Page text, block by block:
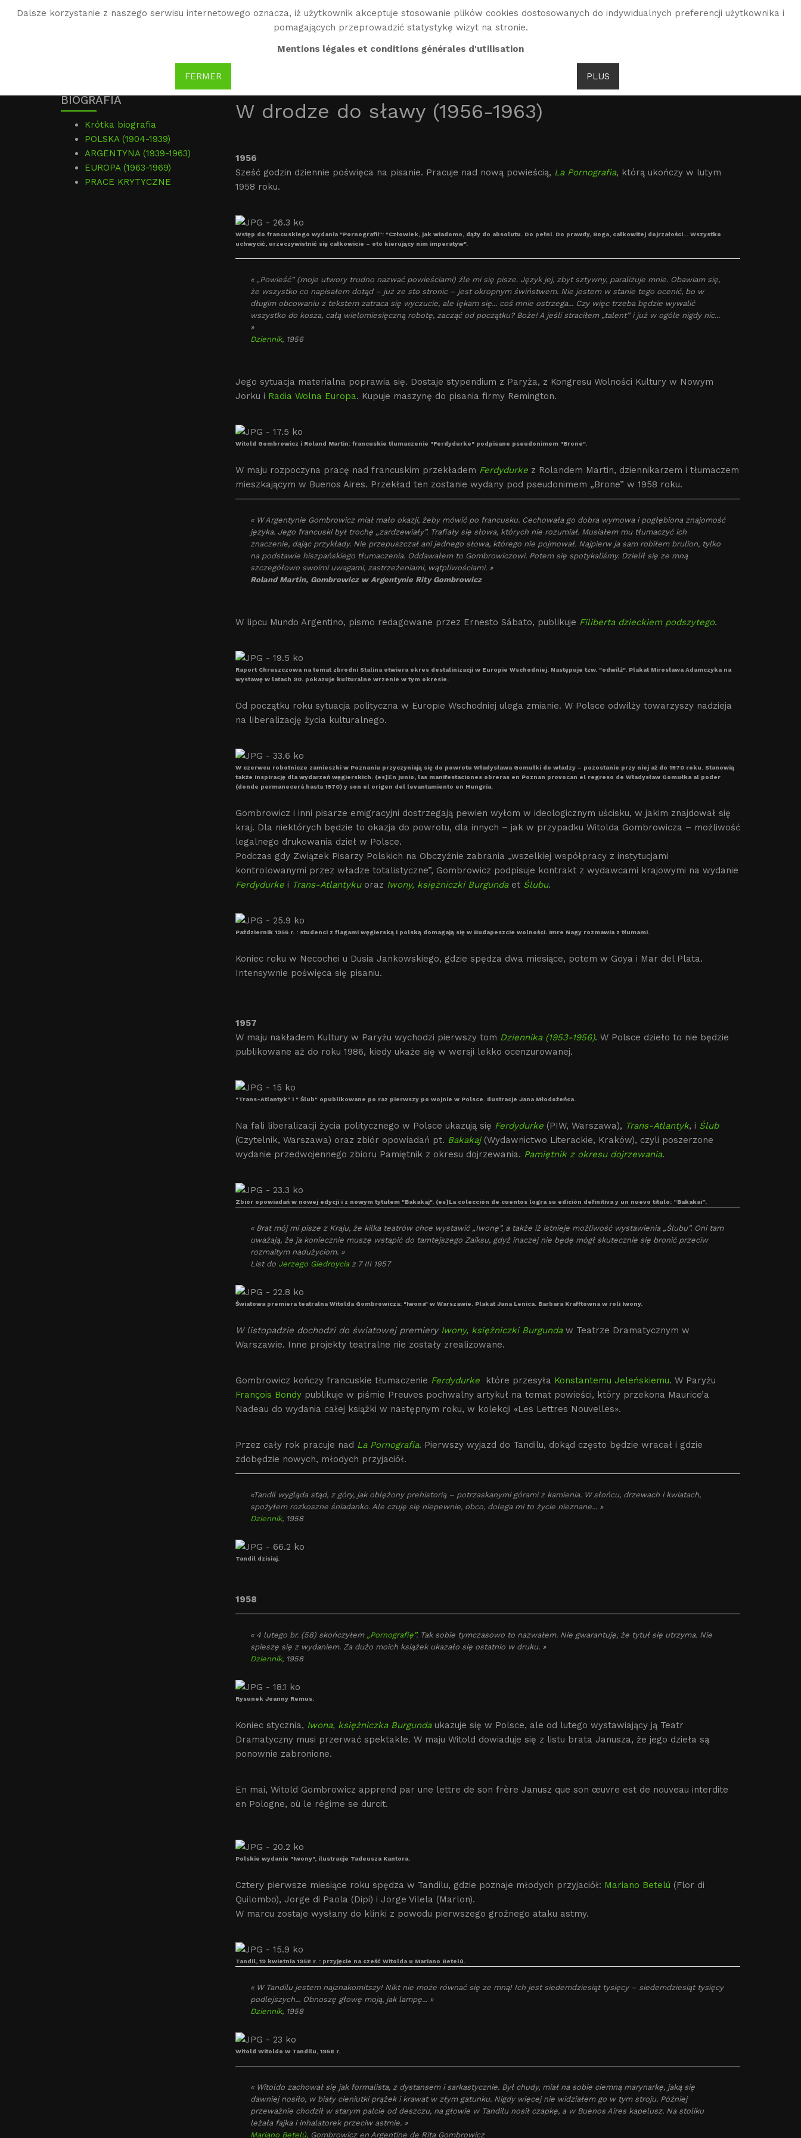
Dalsze korzystanie z naszego serwisu internetowego oznacza, iż użytkownik akceptuje stosowanie plików cookies dostosowanych do indywidualnych preferencji użytkownika i
pomagających przeprowadzić statystykę wizyt na stronie.
Mentions légales et conditions générales d'utilisation
FERMER PLUS
BIO
W drodze do sławy (1956-1963)
1956
Sześć godzin dziennie poświęca na pisanie. Pracuje nad nową powieścią, La Pornografia, którą ukończy w lutym
1958 roku.
Wstęp do francuskiego wydania "Pornografii": "Człowiek, jak wiadomo, dąży do absolutu. Do pełni. Do prawdy, Boga, całkowitej dojrzałości... Wszystko
uchwycić, urzeczywistnić się całkowicie – oto kierujący nim imperatyw".
« „Powieść” (moje utwory trudno nazwać powieściami) źle mi się pisze. Język jej, zbyt sztywny, paraliżuje mnie. Obawiam się,
że wszystko co napisałem dotąd – już ze sto stronic – jest okropnym świństwem. Nie jestem w stanie tego ocenić, bo w
długim obcowaniu z tekstem zatraca się wyczucie, ale lękam się... coś mnie ostrzega... Czy więc trzeba będzie wywalić
wszystko do kosza, całą wielomiesięczną robotę, zacząć od początku? Boże! A jeśli straciłem „talent” i już w ogóle nigdy nic...
»
Dziennik, 1956
Jego sytuacja materialna poprawia się. Dostaje stypendium z Paryża, z Kongresu Wolności Kultury w Nowym
Jorku i Radia Wolna Europa. Kupuje maszynę do pisania firmy Remington.
Witold Gombrowicz i Roland Martin: francuskie tłumaczenie "Ferdydurke" podpisane pseudonimem "Brone".
W maju rozpoczyna pracę nad francuskim przekładem Ferdydurkez Rolandem Martin, dziennikarzem i tłumaczem
mieszkającym w Buenos Aires. Przekład ten zostanie wydany pod pseudonimem „Brone” w 1958 roku.
« W Argentynie Gombrowicz miał mało okazji, żeby mówić po francusku. Cechowała go dobra wymowa i pogłębiona znajomość
języka. Jego francuski był trochę „zardzewiały”. Trafiały się słowa, których nie rozumiał. Musiałem mu tłumaczyć ich
znaczenie, dając przykłady. Nie przepuszczał ani jednego słowa, którego nie pojmował. Najpierw ja sam robiłem brulion, tylko
na podstawie hiszpańskiego tłumaczenia. Oddawałem to Gombrowiczowi. Potem się spotykaliśmy. Dzielił się ze mną
szczegółowo swoimi uwagami, zastrzeżeniami, wątpliwościami. »
Roland Martin, Gombrowicz w Argentynie Rity Gombrowicz
W lipcu Mundo Argentino, pismo redagowane przez Ernesto Sábato, publikuje Filiberta dzieckiem podszytego.
Raport Chruszczowa na temat zbrodni Stalina otwiera okres destalinizacji w Europie Wschodniej. Następuje tzw. "odwilż". Plakat Mirosława Adamczyka na
wystawę w latach 90. pokazuje kulturalne wrzenie w tym okresie.
Od początku roku sytuacja polityczna w Europie Wschodniej ulega zmianie. W Polsce odwilży towarzyszy nadzieja
na liberalizację życia kulturalnego.
W czerwcu robotnicze zamieszki w Poznaniu przyczyniają się do powrotu Władysława Gomułki do władzy – pozostanie przy niej aż do 1970 roku. Stanowią
także inspirację dla wydarzeń węgierskich. (es]En junio, las manifestaciones obreras en Poznan provocan el regreso de Władysław Gomułka al poder
(donde permanecerá hasta 1970) y son el origen del levantamiento en Hungría.
Gombrowicz i inni pisarze emigracyjni dostrzegają pewien wyłom w ideologicznym uścisku, w jakim znajdował się
kraj. Dla niektórych będzie to okazja do powrotu, dla innych – jak w przypadku Witolda Gombrowicza – możliwość
legalnego drukowania dzieł w Polsce.
Podczas gdy Związek Pisarzy Polskich na Obczyźnie zabrania „wszelkiej współpracy z instytucjami
kontrolowanymi przez władze totalistyczne”, Gombrowicz podpisuje kontrakt z wydawcami krajowymi na wydanie
Ferdydurkei Trans-Atlantykuoraz Iwony, księżniczki Burgundaet Ślubu.
Październik 1956 r. : studenci z flagami węgierską i polską domagają się w Budapeszcie wolności. Imre Nagy rozmawia z tłumami.
Koniec roku w Necochei u Dusia Jankowskiego, gdzie spędza dwa miesiące, potem w Goya i Mar del Plata.
Intensywnie poświęca się pisaniu.
1957
W maju nakładem Kultury w Paryżu wychodzi pierwszy tom Dziennika (1953-1956). W Polsce dzieło to nie będzie
publikowane aż do roku 1986, kiedy ukaże się w wersji lekko ocenzurowanej.
"Trans-Atlantyk" i " Ślub" opublikowane po raz pierwszy po wojnie w Polsce. Ilustracje Jana Młodożeńca.
Na fali liberalizacji życia politycznego w Polsce ukazują się Ferdydurke(PIW, Warszawa), Trans-Atlantyk, i Ślub
(Czytelnik, Warszawa) oraz zbiór opowiadań pt. Bakakaj(Wydawnictwo Literackie, Kraków), czyli poszerzone
wydanie przedwojennego zbioru Pamiętnik z okresu dojrzewania. Pamiętnik z okresu dojrzewania.
Zbiór opowiadań w nowej edycji i z nowym tytułem "Bakakaj". (es]La colección de cuentos logra su edición definitiva y un nuevo título: “Bakakai”.
« Brat mój mi pisze z Kraju, że kilka teatrów chce wystawić „Iwonę”, a także iż istnieje możliwość wystawienia „Ślubu”. Oni tam
uważają, że ja koniecznie muszę wstąpić do tamtejszego Zaiksu, gdyż inaczej nie będę mógł skutecznie się bronić przeciw
rozmaitym nadużyciom. »
List do Jerzego Giedroyciaz 7 III 1957
Światowa premiera teatralna Witolda Gombrowicza: "Iwona" w Warszawie. Plakat Jana Lenica. Barbara Krafftówna w roli Iwony.
W listopadzie dochodzi do światowej premiery Iwony, księżniczki Burgundaw Teatrze Dramatycznym w
Warszawie. Inne projekty teatralne nie zostały zrealizowane.
Gombrowicz kończy francuskie tłumaczenie Ferdydurkektóre przesyła Konstantemu Jeleńskiemu. W Paryżu
François Bondypublikuje w piśmie Preuves pochwalny artykuł na temat powieści, który przekona Maurice’a
Nadeau do wydania całej książki w następnym roku, w kolekcji «Les Lettres Nouvelles».
Przez cały rok pracuje nad La Pornografia. Pierwszy wyjazd do Tandilu, dokąd często będzie wracał i gdzie
zdobędzie nowych, młodych przyjaciół.
«Tandil wygląda stąd, z góry, jak oblężony prehistorią – potrzaskanymi górami z kamienia. W słońcu, drzewach i kwiatach,
spożyłem rozkoszne śniadanko. Ale czuję się niepewnie, obco, dolega mi to życie nieznane... »
Dziennik, 1958
Tandil dzisiaj.
1958
« 4 lutego br. (58) skończyłem „Pornografię”. Tak sobie tymczasowo to nazwałem. Nie gwarantuję, że tytuł się utrzyma. Nie
spieszę się z wydaniem. Za dużo moich książek ukazało się ostatnio w druku. »
Dziennik, 1958
Rysunek Joanny Remus.
Koniec stycznia, Iwona, księżniczka Burgundaukazuje się w Polsce, ale od lutego wystawiający ją Teatr
Dramatyczny musi przerwać spektakle. W maju Witold dowiaduje się z listu brata Janusza, że jego dzieła są
ponownie zabronione.
En mai, Witold Gombrowicz apprend par une lettre de son frère Janusz que son œuvre est de nouveau interdite
en Pologne, où le régime se durcit.
Polskie wydanie "Iwony", ilustracje Tadeusza Kantora.
Cztery pierwsze miesiące roku spędza w Tandilu, gdzie poznaje młodych przyjaciół: Mariano Betelú (Flor di
Quilombo), Jorge di Paola (Dipi) i Jorge Vilela (Marlon).
W marcu zostaje wysłany do klinki z powodu pierwszego groźnego ataku astmy.
Tandil, 19 kwietnia 1958 r. : przyjęcie na cześć Witolda u Mariano Betelú.
« W Tandilu jestem najznakomitszy! Nikt nie może równać się ze mną! Ich jest siedemdziesiąt tysięcy – siedemdziesiąt tysięcy
podlejszych... Obnoszę głowę moją, jak lampę... »
Dziennik, 1958
Witold Witoldo w Tandilu, 1958 r.
« Witoldo zachował się jak formalista, z dystansem i sarkastycznie. Był chudy, miał na sobie ciemną marynarkę, jaką się
dawniej nosiło, w biały cieniutki prążek i krawat w złym gatunku. Nigdy więcej nie widziałem go w tym stroju. Później
przeważnie chodził w starym palcie od deszczu, na głowie w Tandilu nosił czapkę, a w Buenos Aires kapelusz. Na stoliku
leżała fajka i inhalatorek przeciw astmie. »
Mariano Betelú, Gombrowicz en Argentinede Rita Gombrowicz
BIOGRAFIA
Krótka biografia
POLSKA (1904-1939)
ARGENTYNA (1939-1963)
EUROPA (1963-1969)
PRACE KRYTYCZNE